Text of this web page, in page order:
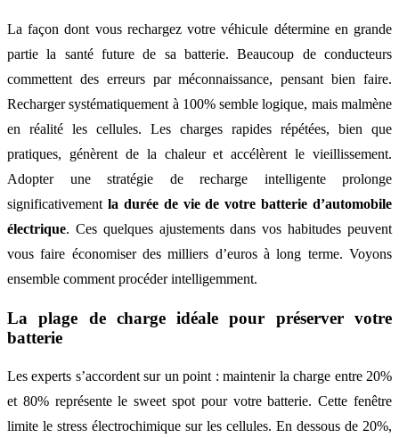
La façon dont vous rechargez votre véhicule détermine en grande
partie la santé future de sa batterie. Beaucoup de conducteurs
commettent des erreurs par méconnaissance, pensant bien faire.
Recharger systématiquement à 100% semble logique, mais malmène
en réalité les cellules. Les charges rapides répétées, bien que
pratiques, génèrent de la chaleur et accélèrent le vieillissement.
Adopter une stratégie de recharge intelligente prolonge
significativement la durée de vie de votre batterie d’automobile
électrique. Ces quelques ajustements dans vos habitudes peuvent
vous faire économiser des milliers d’euros à long terme. Voyons
ensemble comment procéder intelligemment.
La plage de charge idéale pour préserver votre
batterie
Les experts s’accordent sur un point : maintenir la charge entre 20%
et 80% représente le sweet spot pour votre batterie. Cette fenêtre
limite le stress électrochimique sur les cellules. En dessous de 20%,